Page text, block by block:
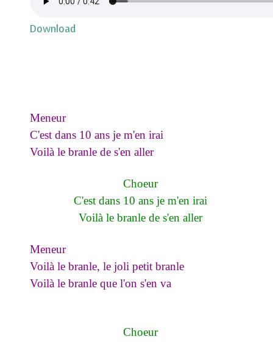
Download
Meneur
C'est dans 10 ans je m'en irai
Voilà le branle de s'en aller
Choeur
C'est dans 10 ans je m'en irai
Voilà le branle de s'en aller
Meneur
Voilà le branle, le joli petit branle
Voilà le branle que l'on s'en va
Choeur